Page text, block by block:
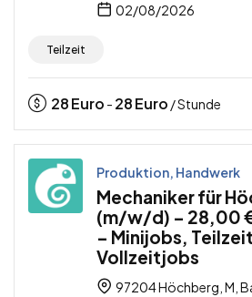
02/08/2026
Teilzeit
28Euro - 28Euro / Stunde
Produktion, Handwerk
Mechaniker für
(m/w/d) – 28,00
– Minijobs,
Vollzeitjobs
97204 Höchberg, M,